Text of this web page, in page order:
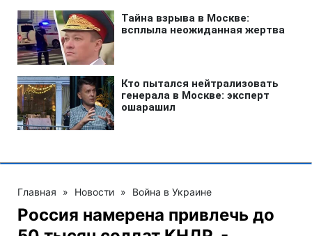
Главная » Новости » Война в Украине
Россия намерена привлечь до